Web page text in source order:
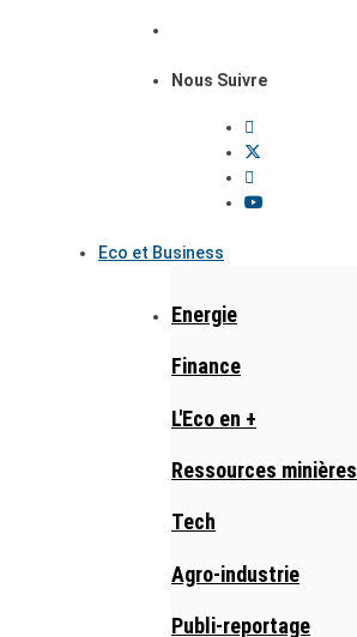
Nous Suivre
Eco et Business
Energie
Finance
L'Eco en +
Ressources minières
Tech
Agro-industrie
Publi-reportage